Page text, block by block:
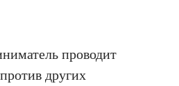
проводит
других